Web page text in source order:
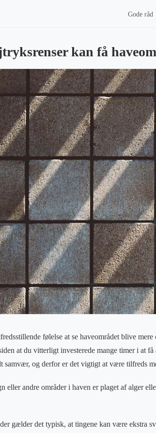
Gode råd
kan få
følelse at se haveområdet blive
at du vitterligt investerede mange timer i at
samvær, og derfor er det vigtigt at være tilfreds
eller andre områder i haven er plaget af alger
gælder det typisk, at tingene kan være ekstra